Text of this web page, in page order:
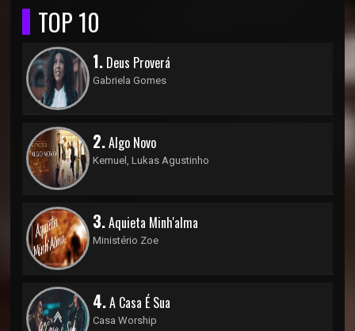
TOP 10
1. Deus Proverá
Gabriela Gomes
2.Algo Novo
Kemuel, Lukas Agustinho
3.Aquieta Minh'alma
Ministério Zoe
4.A Casa É Sua
Casa Worship